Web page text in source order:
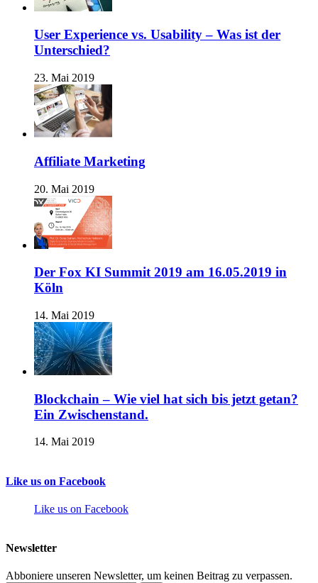
User Experience vs. Usability – Was ist der
Unterschied?
23. Mai 2019
Affiliate Marketing
20. Mai 2019
Der Fox KI Summit 2019 am 16.05.2019 in
Köln
14. Mai 2019
Blockchain – Wie viel hat sich bis jetzt getan?
Ein Zwischenstand.
14. Mai 2019
Like us on Facebook
Like us on Facebook
Newsletter
Abboniere unseren Newsletter, um keinen Beitrag zu verpassen.